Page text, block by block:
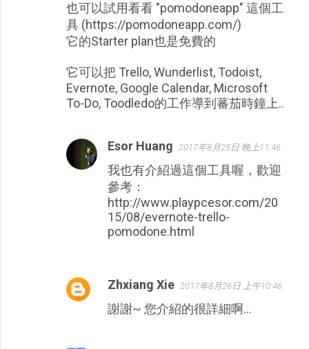
也可以試用看看 "pomodoneapp" 這個工
具 (https://pomodoneapp.com/)
它的Starter plan也是免費的
它可以把 Trello, Wunderlist, Todoist,
Evernote, Google Calendar, Microsoft
To-Do, Toodledo的工作導到蕃茄時鐘上..
Esor Huang 2017年8月25日 晚上11:46
我也有介紹過這個工具喔，歡迎
參考：
http://www.playpcesor.com/20
15/08/evernote-trello-
pomodone.html
Zhxiang Xie 2017年8月26日 上午10:46
謝謝~ 您介紹的很詳細啊...